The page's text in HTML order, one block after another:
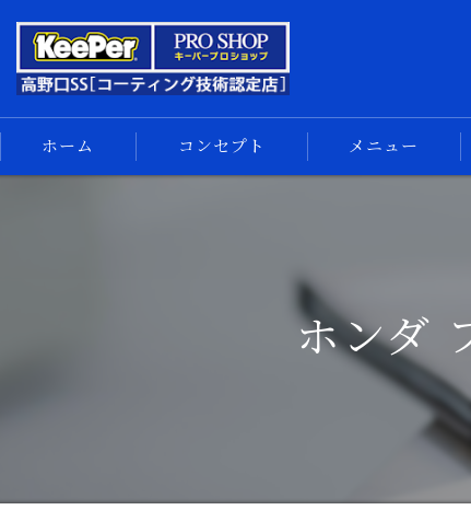
ホーム コンセプト メニュー
車内清掃
サイドメニュー
ホンダ